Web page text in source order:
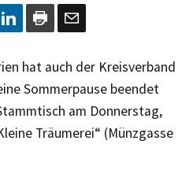
hat auch der Kreisverband
Sommerpause beendet
am Donnerstag,
Träumerei“ (Münzgasse